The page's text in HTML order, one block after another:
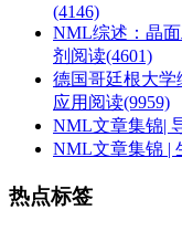
(4146)
NML综述：晶
剂 阅读(4601)
德国哥廷根大学
应用 阅读(9959)
NML文章集锦|
NML文章集锦 |
热点标签